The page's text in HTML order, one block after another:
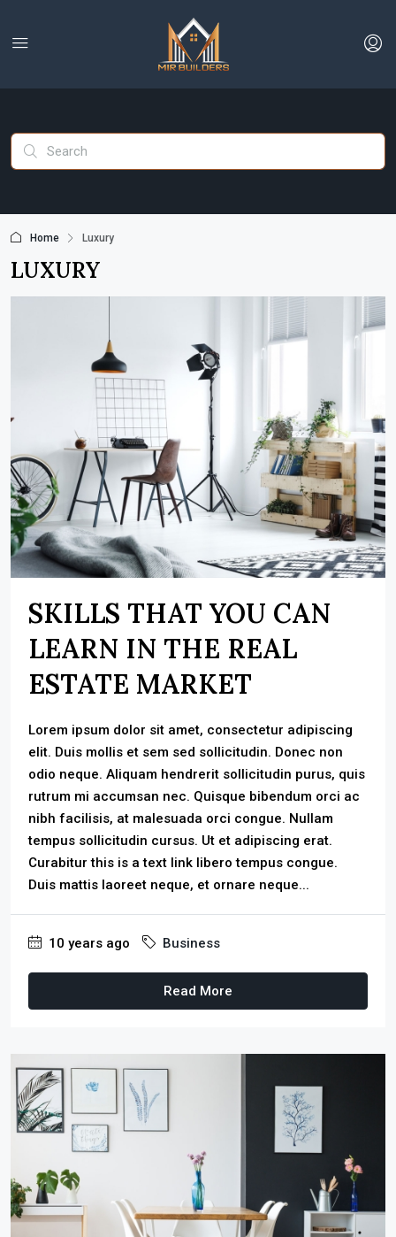
Home Luxury
LUXURY
SKILLS THAT YOU CAN
LEARN IN THE REAL
ESTATE MARKET
Lorem ipsum dolor sit amet, consectetur adipiscing
elit. Duis mollis et sem sed sollicitudin. Donec non
odio neque. Aliquam hendrerit sollicitudin purus, quis
rutrum mi accumsan nec. Quisque bibendum orci ac
nibh facilisis, at malesuada orci congue. Nullam
tempus sollicitudin cursus. Ut et adipiscing erat.
Curabitur this is a text link libero tempus congue.
Duis mattis laoreet neque, et ornare neque...
10 years ago Business
Read More